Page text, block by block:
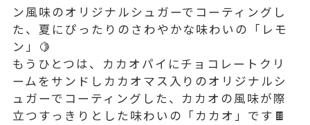
ン風味のオリジナルシュガーでコーティングし
た、夏にぴったりのさわやかな味わいの「レモ
ン」🍋
もうひとつは、カカオパイにチョコレートクリ
ームをサンドしカカオマス入りのオリジナルシ
ュガーでコーティングした、カカオの風味が際
立つすっきりとした味わいの「カカオ」です🍫